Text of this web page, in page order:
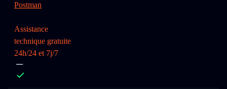
Postman
Assistance
technique gratuite
24h/24 et 7j/7